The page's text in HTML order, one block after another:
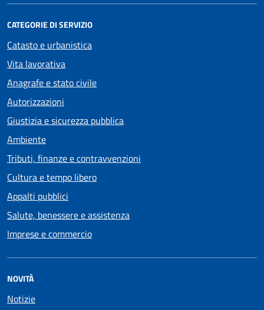
CATEGORIE DI SERVIZIO
Catasto e urbanistica
Vita lavorativa
Anagrafe e stato civile
Autorizzazioni
Giustizia e sicurezza pubblica
Ambiente
Tributi, finanze e contravvenzioni
Cultura e tempo libero
Appalti pubblici
Salute, benessere e assistenza
Imprese e commercio
NOVITÀ
Notizie